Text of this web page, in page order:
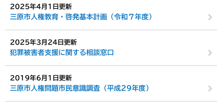
2025年4月1日更新
三原市人権教育・啓発基本計画（令和７年度）
2025年3月24日更新
犯罪被害者支援に関する相談窓口
2019年6月1日更新
三原市人権問題市民意識調査（平成29年度）